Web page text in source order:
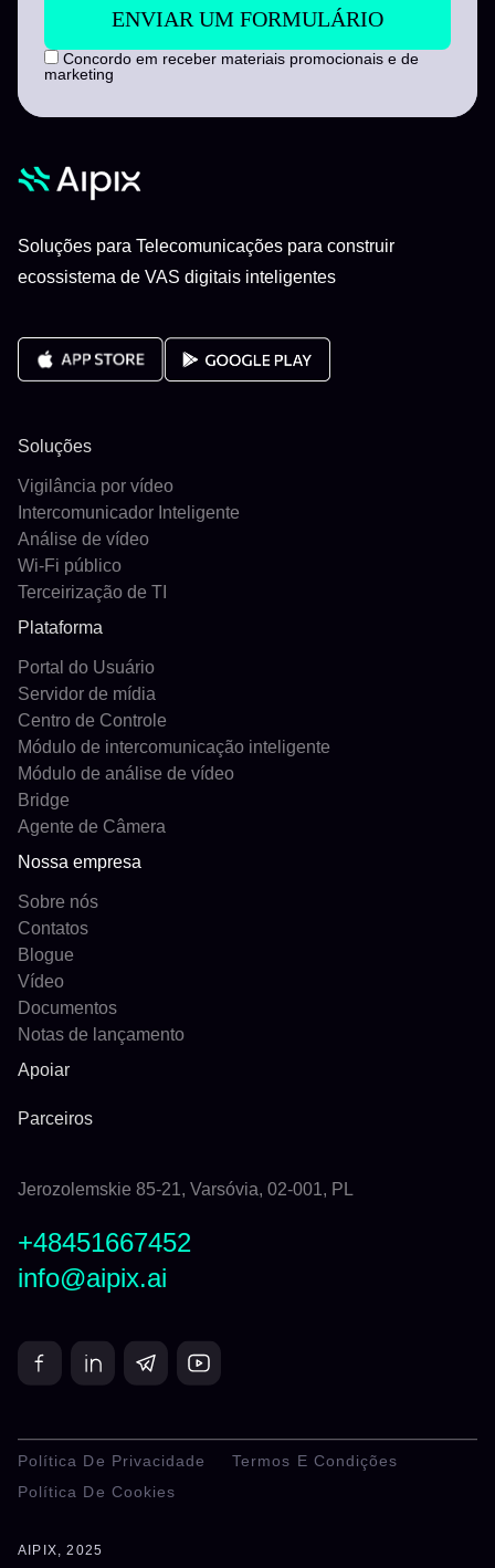
Concordo em receber materiais promocionais e de
marketing
Soluções para Telecomunicações para construir
ecossistema de VAS digitais inteligentes
Soluções
Vigilância por vídeo
Intercomunicador Inteligente
Análise de vídeo
Wi-Fi público
Terceirização de TI
Plataforma
Portal do Usuário
Servidor de mídia
Centro de Controle
Módulo de intercomunicação inteligente
Módulo de análise de vídeo
Bridge
Agente de Câmera
Nossa empresa
Sobre nós
Contatos
Blogue
Vídeo
Documentos
Notas de lançamento
Apoiar
Parceiros
Jerozolemskie 85-21, Varsóvia, 02-001, PL
+48451667452
info@aipix.ai
Política De Privacidade
Termos E Condições
Política De Cookies
AIPIX, 2025